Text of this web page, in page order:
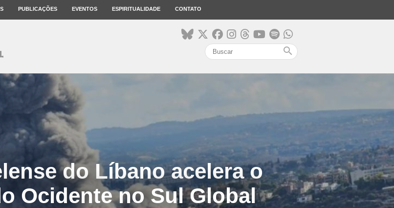
PUBLICAÇÕES EVENTOS ESPIRITUALIDADE CONTATO
search
do Líbano acelera o
Ocidente no Sul Global